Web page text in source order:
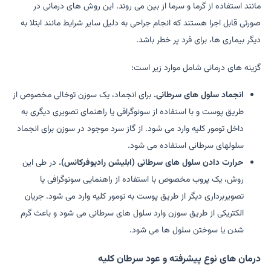
مانند استفاده از گرما و سرما از بین می روند. این روش های درمانی در
صورتی قابل اجرا هستند که انجام جراحی به دلیل سایر شرایط مانند ابتلا به
دیگر بیماری ها، برای فرد پر خطر باشد.
گزینه های درمانی شامل موارد زیر است:
انجماد سلول های سرطانی. برای انجماد، یک سوزن توخالی مخصوص از
طریق پوست و با استفاده از سونوگرافی یا راهنمای تصویری دیگری به
داخل تومور کلیه وارد می شود. از گاز سرد موجود در سوزن برای انجماد
سلولهای سرطانی استفاده می شود.
حرارت دادن سلول های سرطانی (ابلیشن رادیوفرکانس). در طی این
روش، یک پروب مخصوص با استفاده از راهنمایی سونوگرافی یا
تصویربرداری دیگر از طریق پوست به تومور کلیه وارد می شود. جریان
الکتریکی از طریق سوزن وارد سلول های سرطانی می شود و باعث گرم
شدن یا سوختن سلول ها می شود.
درمان های نوع پیشرفته و عود سرطان کلیه